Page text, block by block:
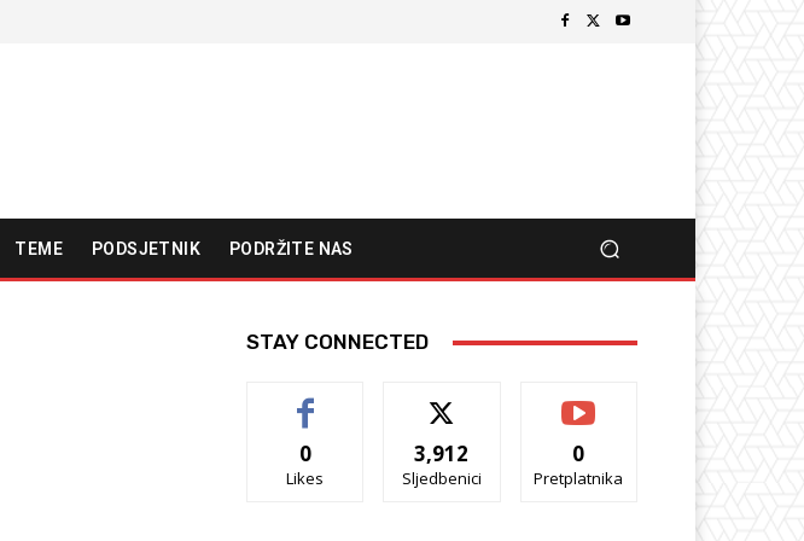
TEME PODSJETNIK PODRŽITE NAS
STAY CONNECTED
0
Likes
3,912
Sljedbenici
0
Pretplatnika